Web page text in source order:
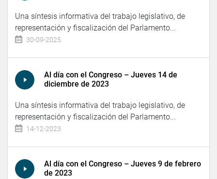
Una síntesis informativa del trabajo legislativo, de
representación y fiscalización del Parlamento...
30-09-2025
Al día con el Congreso – Jueves 14 de
diciembre de 2023
Una síntesis informativa del trabajo legislativo, de
representación y fiscalización del Parlamento...
14-12-2023
Al día con el Congreso – Jueves 9 de febrero
de 2023